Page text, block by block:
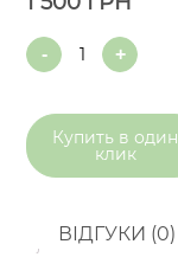
Quantity
Купить в один
клик
ВІДГУКИ (0)